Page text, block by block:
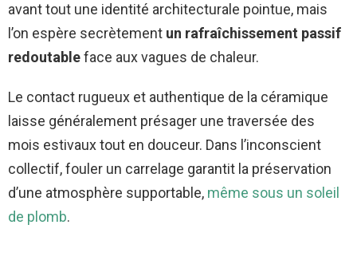
avant tout une identité architecturale pointue, mais
l’on espère secrètement un rafraîchissement passif
redoutableface aux vagues de chaleur.
Le contact rugueux et authentique de la céramique
laisse généralement présager une traversée des
mois estivaux tout en douceur. Dans l’inconscient
collectif, fouler un carrelage garantit la préservation
d’une atmosphère supportable, même sous un soleil
de plomb.